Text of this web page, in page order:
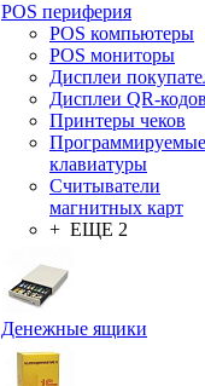
POS периферия
POS компьютеры
POS мониторы
Дисплеи
Дисплеи QR-
Принтеры чеков
Программируемые
клавиатуры
Считыватели
магнитных карт
+ ЕЩЕ 2
Денежные ящики